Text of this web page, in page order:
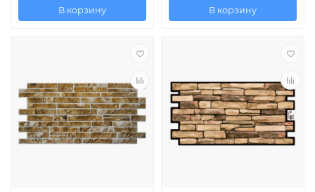
В корзину В корзину